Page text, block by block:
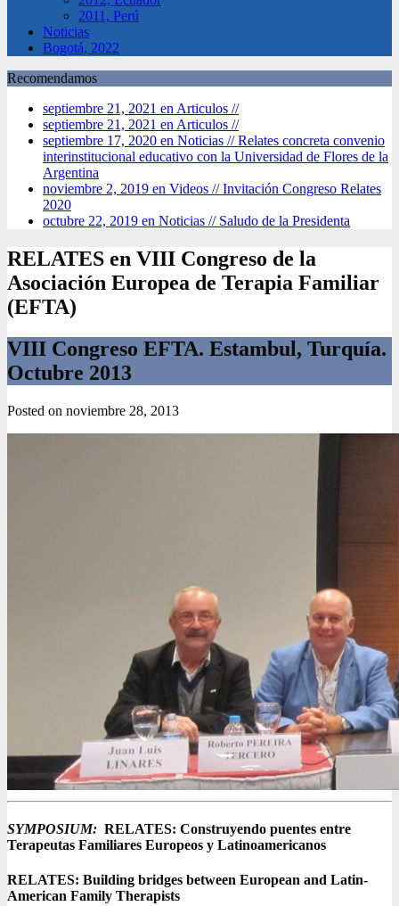
2011, Perú
Noticias
Bogotá, 2022
Recomendamos
septiembre 21, 2021 en Articulos //
septiembre 21, 2021 en Articulos //
septiembre 17, 2020 en Noticias //Relates concreta convenio
interinstitucional educativo con la Universidad de Flores de la
Argentina
noviembre 2, 2019 en Videos //Invitación Congreso Relates
2020
octubre 22, 2019 en Noticias // Saludo de la Presidenta
RELATES en VIII Congreso de la
Asociación Europea de Terapia Familiar
(EFTA)
VIII Congreso EFTA. Estambul, Turquía.
Octubre 2013
Posted on noviembre 28, 2013
SYMPOSIUM: RELATES: Construyendo puentes entre
Terapeutas Familiares Europeos y Latinoamericanos
RELATES: Building bridges between European and Latin-
American Family Therapists